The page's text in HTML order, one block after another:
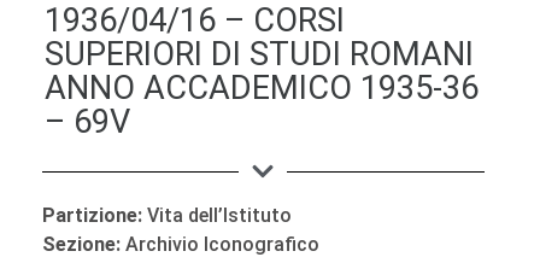
1936/04/16 – CORSI
SUPERIORI DI STUDI ROMANI
ANNO ACCADEMICO 1935-36
– 69V
Partizione: Vita dell’Istituto
Sezione: Archivio Iconografico